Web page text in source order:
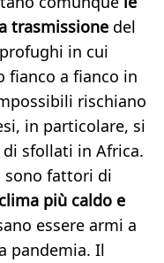
trasmissione del
in cui
fianco a fianco in
rischiano
in particolare, si
di sfollati in Africa.
sono fattori di
più caldo e
essere armi a
pandemia. Il